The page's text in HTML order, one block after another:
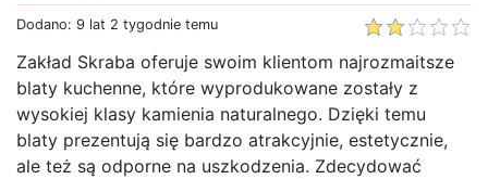
Dodano: 9 lat 2 tygodnie temu
Zakład Skraba oferuje swoim klientom najrozmaitsze
blaty kuchenne, które wyprodukowane zostały z
wysokiej klasy kamienia naturalnego. Dzięki temu
blaty prezentują się bardzo atrakcyjnie, estetycznie,
ale też są odporne na uszkodzenia. Zdecydować